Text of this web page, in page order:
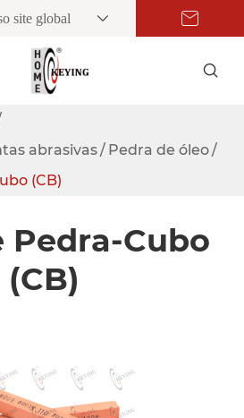
site global
abrasivas
Pedra de óleo
(CB)
Pedra-Cubo
(CB)